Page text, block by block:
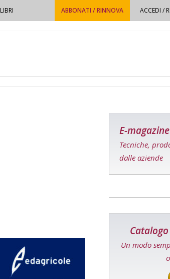
LIBRI ABBONATI / RINNOVA ACCEDI /
E-magazine
Tecniche,
dalle aziende
Un modo